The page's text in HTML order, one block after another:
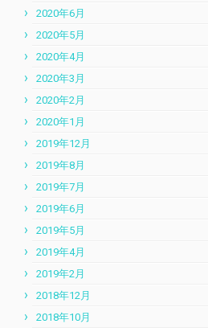
2020年6月
2020年5月
2020年4月
2020年3月
2020年2月
2020年1月
2019年12月
2019年8月
2019年7月
2019年6月
2019年5月
2019年4月
2019年2月
2018年12月
2018年10月